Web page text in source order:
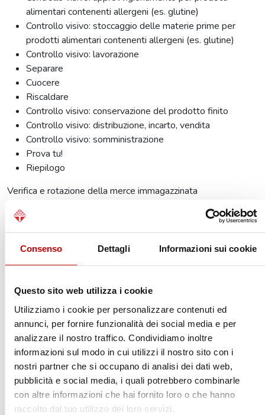
Consenso Dettagli Informazioni sui cookie
Questo sito web utilizza i cookie
Utilizziamo i cookie per personalizzare contenuti ed
annunci, per fornire funzionalità dei social media e per
analizzare il nostro traffico. Condividiamo inoltre
informazioni sul modo in cui utilizzi il nostro sito con i
nostri partner che si occupano di analisi dei dati web,
pubblicità e social media, i quali potrebbero combinarle
con altre informazioni che hai fornito loro o che hanno
raccolto dal tuo utilizzo dei loro servizi.
alimentari contenenti allergeni (es. glutine)
Controllo visivo: stoccaggio delle materie prime per
prodotti alimentari contenenti allergeni (es. glutine)
Controllo visivo: lavorazione
Separare
Cuocere
Riscaldare
Controllo visivo: conservazione del prodotto finito
Controllo visivo: distribuzione, incarto, vendita
Controllo visivo: somministrazione
Prova tu!
Riepilogo
Verifica e rotazione della merce immagazzinata
La conservazione di alimenti refrigerati
Nozioni di chimica merceologica, chimica e fisica
Tipologie di microbi in funzione della temperatura
Fattori di crescita
Gli effetti della temperatura sui microbi
Contaminazione: pericoli fisici
Presenza in acqua libera
Contaminazione: pericoli chimici
Contaminazione: pericoli microbiologici
Prova tu!
Riepilogo